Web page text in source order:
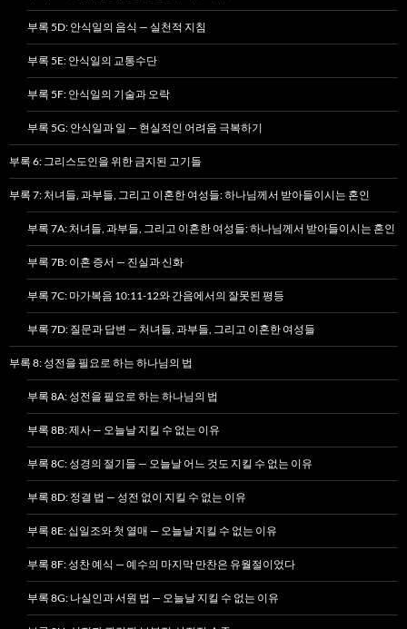
부록 5D: 안식일의 음식 — 실천적 지침
부록 5E: 안식일의 교통수단
부록 5F: 안식일의 기술과 오락
부록 5G: 안식일과 일 — 현실적인 어려움 극복하기
부록 6: 그리스도인을 위한 금지된 고기들
부록 7: 처녀들, 과부들, 그리고 이혼한 여성들: 하나님께서 받아들이시는 혼인
부록 7A: 처녀들, 과부들, 그리고 이혼한 여성들: 하나님께서 받아들이시는 혼인
부록 7B: 이혼 증서 — 진실과 신화
부록 7C: 마가복음 10:11-12와 간음에서의 잘못된 평등
부록 7D: 질문과 답변 — 처녀들, 과부들, 그리고 이혼한 여성들
부록 8: 성전을 필요로 하는 하나님의 법
부록 8A: 성전을 필요로 하는 하나님의 법
부록 8B: 제사 — 오늘날 지킬 수 없는 이유
부록 8C: 성경의 절기들 — 오늘날 어느 것도 지킬 수 없는 이유
부록 8D: 정결 법 — 성전 없이 지킬 수 없는 이유
부록 8E: 십일조와 첫 열매 — 오늘날 지킬 수 없는 이유
부록 8F: 성찬 예식 — 예수의 마지막 만찬은 유월절이었다
부록 8G: 나실인과 서원 법 — 오늘날 지킬 수 없는 이유